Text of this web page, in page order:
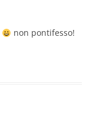
non pontifesso!